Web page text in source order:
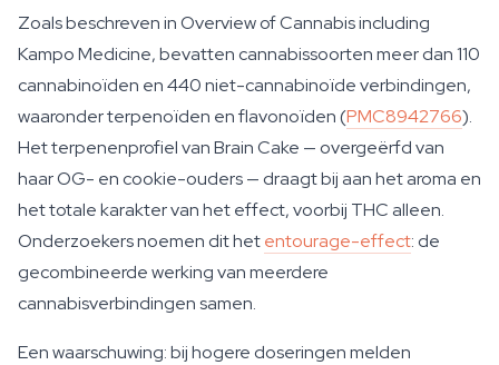
Zoals beschreven inOverview of Cannabis including
Kampo Medicine, bevatten cannabissoorten meer dan 110
cannabinoïden en 440 niet-cannabinoïde verbindingen,
waaronder terpenoïden en flavonoïden (PMC8942766).
Het terpenenprofiel van Brain Cake — overgeërfd van
haar OG- en cookie-ouders — draagt bij aan het aroma en
het totale karakter van het effect, voorbij THC alleen.
Onderzoekers noemen dit hetentourage-effect: de
gecombineerde werking van meerdere
cannabisverbindingen samen.
Een waarschuwing: bij hogere doseringen melden